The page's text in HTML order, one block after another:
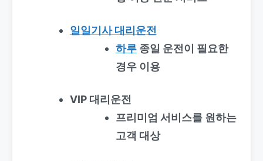
일일기사 대리운전
하루종일 운전이 필요한
경우 이용
VIP 대리운전
프리미엄 서비스를 원하는
고객 대상